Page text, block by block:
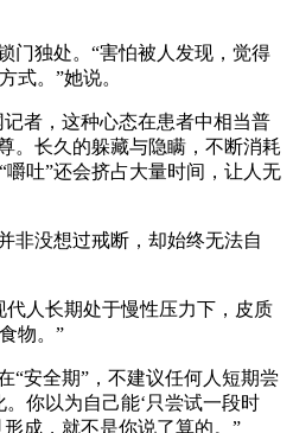
独处。“害怕被人发现，觉得
式。”她说。
者，这种心态在患者中相当普
。长久的躲藏与隐瞒，不断消耗
吐”还会挤占大量时间，让人无
没想过戒断，却始终无法自
人长期处于慢性压力下，皮质
物。”
安全期”，不建议任何人短期尝
你以为自己能‘只尝试一段时
成，就不是你说了算的。”